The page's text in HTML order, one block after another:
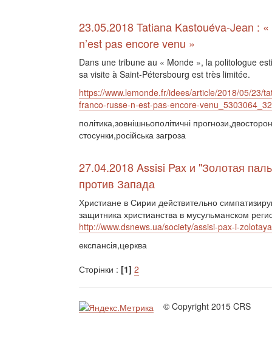
23.05.2018 Tatiana Kastouéva-Jean :
n’est pas encore venu »
Dans une tribune au « Monde », la politologue
sa visite à Saint-Pétersbourg est très limitée.
https://www.lemonde.fr/idees/article/2018/05/23/
franco-russe-n-est-pas-encore-
політика,зовнішньополітичні
стосунки,російська загроза
27.04.2018 Assisi Pax и "Золотая
против Запада
Христиане в Сирии действительно
защитника христианства в мусульманском
http://www.dsnews.ua/society/assisi-pax-i-
експансія,церква
Сторінки : [1] 2
© Copyright 2015 CRS